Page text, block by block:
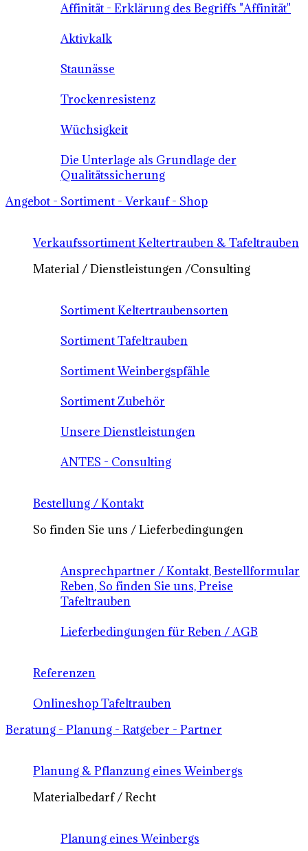
Affinität - Erklärung des Begriffs "Affinität"
Aktivkalk
Staunässe
Trockenresistenz
Wüchsigkeit
Die Unterlage als Grundlage der
Qualitätssicherung
Angebot - Sortiment - Verkauf - Shop
Verkaufssortiment Keltertrauben & Tafeltrauben
Material / Dienstleistungen /Consulting
Sortiment Keltertraubensorten
Sortiment Tafeltrauben
Sortiment Weinbergspfähle
Sortiment Zubehör
Unsere Dienstleistungen
ANTES - Consulting
Bestellung / Kontakt
So finden Sie uns / Lieferbedingungen
Ansprechpartner / Kontakt, Bestellformular
Reben, So finden Sie uns, Preise
Tafeltrauben
Lieferbedingungen für Reben / AGB
Referenzen
Onlineshop Tafeltrauben
Beratung - Planung - Ratgeber - Partner
Planung & Pflanzung eines Weinbergs
Materialbedarf / Recht
Planung eines Weinbergs